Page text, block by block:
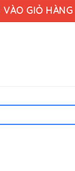
VÀO GIỎ HÀNG